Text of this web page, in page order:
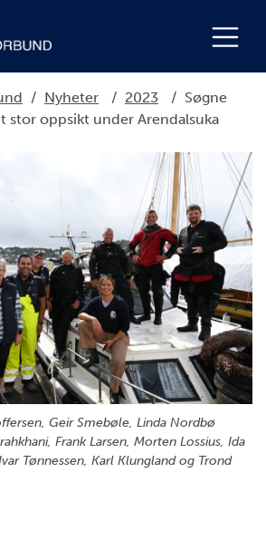
/ Nyheter / 2023 / Søgne
stor oppsikt under Arendalsuka
Geir Smebøle, Linda Nordbø
Frank Larsen, Morten Lossius, Ida
Tønnessen, Karl Klungland og Trond